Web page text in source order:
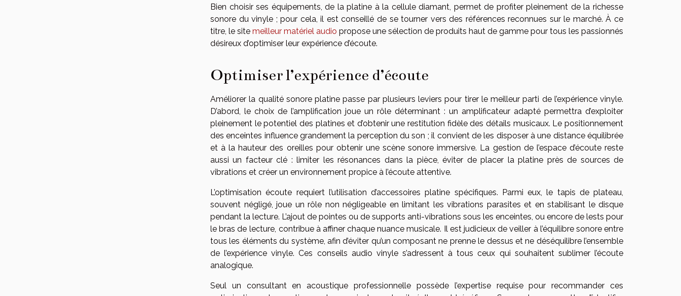
Bien choisir ses équipements, de la platine à la cellule diamant, permet de profiter pleinement de la richesse
sonore du vinyle ; pour cela, il est conseillé de se tourner vers des références reconnues sur le marché. À ce
titre, le site meilleur matériel audio propose une sélection de produits haut de gamme pour tous les passionnés
désireux d’optimiser leur expérience d’écoute.
Optimiser l’expérience d’écoute
Améliorer la qualité sonore platine passe par plusieurs leviers pour tirer le meilleur parti de l’expérience vinyle.
D’abord, le choix de l’amplification joue un rôle déterminant : un amplificateur adapté permettra d’exploiter
pleinement le potentiel des platines et d’obtenir une restitution fidèle des détails musicaux. Le positionnement
des enceintes influence grandement la perception du son ; il convient de les disposer à une distance équilibrée
et à la hauteur des oreilles pour obtenir une scène sonore immersive. La gestion de l’espace d’écoute reste
aussi un facteur clé : limiter les résonances dans la pièce, éviter de placer la platine près de sources de
vibrations et créer un environnement propice à l’écoute attentive.
L’optimisation écoute requiert l’utilisation d’accessoires platine spécifiques. Parmi eux, le tapis de plateau,
souvent négligé, joue un rôle non négligeable en limitant les vibrations parasites et en stabilisant le disque
pendant la lecture. L’ajout de pointes ou de supports anti-vibrations sous les enceintes, ou encore de lests pour
le bras de lecture, contribue à affiner chaque nuance musicale. Il est judicieux de veiller à l’équilibre sonore entre
tous les éléments du système, afin d’éviter qu’un composant ne prenne le dessus et ne déséquilibre l’ensemble
de l’expérience vinyle. Ces conseils audio vinyle s’adressent à tous ceux qui souhaitent sublimer l’écoute
analogique.
Seul un consultant en acoustique professionnelle possède l’expertise requise pour recommander ces